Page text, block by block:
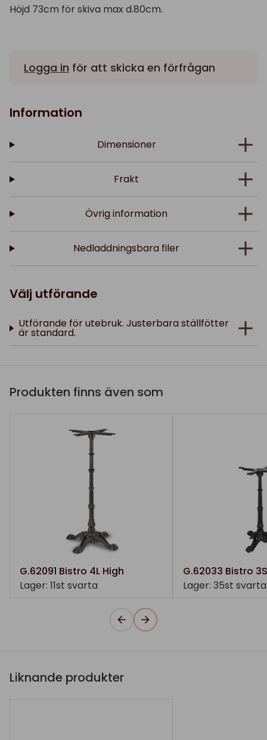
Höjd 73cm för skiva max d.80cm.
Logga in för att skicka en förfrågan
Information
Dimensioner
Frakt
Övrig information
Nedladdningsbara filer
Välj utförande
Utförande för utebruk. Justerbara ställfötter
är standard.
Produkten finns även som
G.62091 Bistro 4L High
Lager: 11st svarta
G.62033 Bistro 3S
Lager: 35st svarta
Liknande produkter